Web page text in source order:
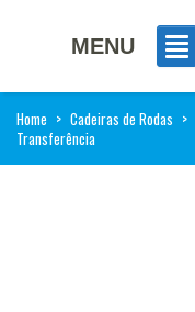
MENU
Home > Cadeiras de Rodas >
Transferência